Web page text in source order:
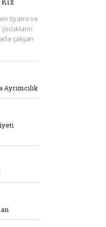
tiyatro ve
çalışan
Ayrımcılık